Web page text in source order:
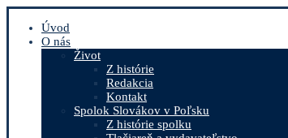
Úvod
O nás
Život
Z histórie
Redakcia
Kontakt
Spolok Slovákov v Poľsku
Z histórie spolku